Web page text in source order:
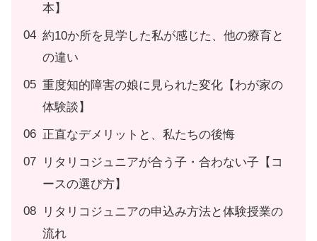
本】
約10か所を見学した私が感じた、他の療育と
の違い
重度知的障害の娘に見られた変化【わが家の
体験談】
正直なデメリットと、私たちの後悔
リタリコジュニアが合う子・合わない子【コ
ースの選び方】
リタリコジュニアの申込み方法と体験授業の
流れ